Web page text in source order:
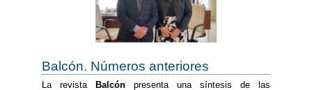
Balcón. Números anteriores
La revista Balcón presenta una síntesis de las